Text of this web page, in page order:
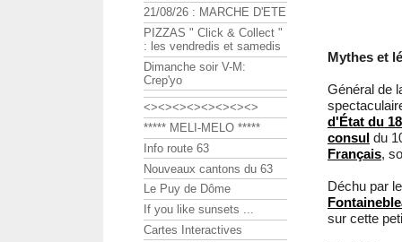
Mythes et
Général de
d'État du
consul du
Français,
Déchu par
sur cette
21/08/26 : MARCHE D'ETE
PIZZAS " Click & Collect "
: les vendredis et samedis
Dimanche soir V-M:
Crep'yo
<><><><><><><><>
***** MELI-MELO *****
Info route 63
Nouveaux cantons du 63
Le Puy de Dôme
If you like sunsets ...
Cartes Interactives